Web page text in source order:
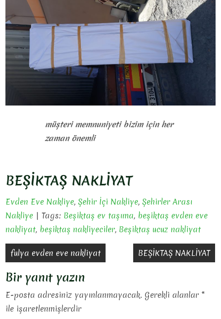
müşteri memnuniyeti bizim için her
zaman önemli
BEŞİKTAŞ NAKLİYAT
Evden Eve Nakliye,Şehir İçi Nakliye,Şehirler Arası
Nakliye | Tags: Beşiktaş ev taşıma, beşiktaş evden eve
nakliyat, beşiktaş nakliyeciler, Beşiktaş ucuz nakliyat
Yazı
gezinmesi
fulya evden eve nakliyat BEŞİKTAŞ NAKLİYAT
Bir yanıt yazın
E-posta adresiniz yayınlanmayacak. Gerekli alanlar *
ile işaretlenmişlerdir